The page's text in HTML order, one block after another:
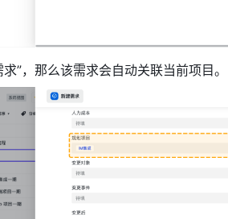
”，那么该需求会自动关联当前项目。